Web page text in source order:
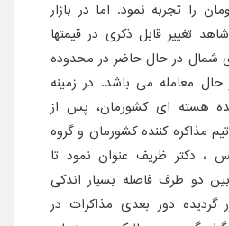
تا سطح 3408 تومان را تجربه نمود. اما در بازار
تغییر قابل ذکری در قیمتها
شمال در حال حاضر در محدوده
سنت در حال معامله می باشد. در زمینه
هسته ای کشورمان، پس از
مذاکره کننده کشورمان و گروه
، دکتر ظریف عنوان نمود تا
دو طرف فاصله بسیار اندکی
گردیده دور بعدی مذاکرات در